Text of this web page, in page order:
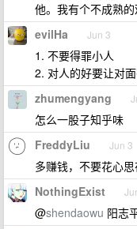
他。我有个不成熟的
evilHa Jun 3
1. 不要得罪小人
2. 对人的好要让对
zhumengyang
怎么一股子知乎味
FreddyLiu Jun 3
多赚钱，不要花心
NothingExist
@shendaowu 阳志